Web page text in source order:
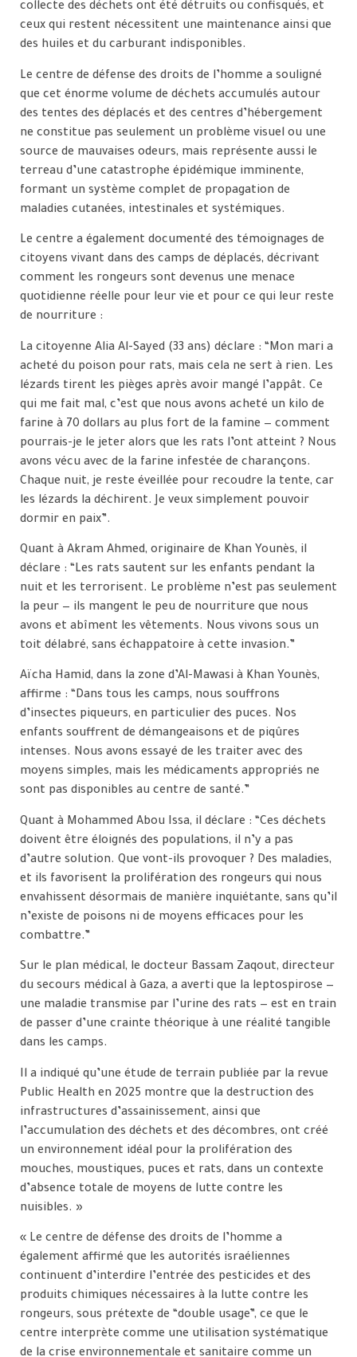
collecte des déchets ont été détruits ou confisqués, et
ceux qui restent nécessitent une maintenance ainsi que
des huiles et du carburant indisponibles.
Le centre de défense des droits de l’homme a souligné
que cet énorme volume de déchets accumulés autour
des tentes des déplacés et des centres d’hébergement
ne constitue pas seulement un problème visuel ou une
source de mauvaises odeurs, mais représente aussi le
terreau d’une catastrophe épidémique imminente,
formant un système complet de propagation de
maladies cutanées, intestinales et systémiques.
Le centre a également documenté des témoignages de
citoyens vivant dans des camps de déplacés, décrivant
comment les rongeurs sont devenus une menace
quotidienne réelle pour leur vie et pour ce qui leur reste
de nourriture :
La citoyenne Alia Al-Sayed (33 ans) déclare : “Mon mari a
acheté du poison pour rats, mais cela ne sert à rien. Les
lézards tirent les pièges après avoir mangé l’appât. Ce
qui me fait mal, c’est que nous avons acheté un kilo de
farine à 70 dollars au plus fort de la famine — comment
pourrais-je le jeter alors que les rats l’ont atteint ? Nous
avons vécu avec de la farine infestée de charançons.
Chaque nuit, je reste éveillée pour recoudre la tente, car
les lézards la déchirent. Je veux simplement pouvoir
dormir en paix”.
Quant à Akram Ahmed, originaire de Khan Younès, il
déclare : “Les rats sautent sur les enfants pendant la
nuit et les terrorisent. Le problème n’est pas seulement
la peur — ils mangent le peu de nourriture que nous
avons et abîment les vêtements. Nous vivons sous un
toit délabré, sans échappatoire à cette invasion.”
Aïcha Hamid, dans la zone d’Al-Mawasi à Khan Younès,
affirme : “Dans tous les camps, nous souffrons
d’insectes piqueurs, en particulier des puces. Nos
enfants souffrent de démangeaisons et de piqûres
intenses. Nous avons essayé de les traiter avec des
moyens simples, mais les médicaments appropriés ne
sont pas disponibles au centre de santé.”
Quant à Mohammed Abou Issa, il déclare : “Ces déchets
doivent être éloignés des populations, il n’y a pas
d’autre solution. Que vont-ils provoquer ? Des maladies,
et ils favorisent la prolifération des rongeurs qui nous
envahissent désormais de manière inquiétante, sans qu’il
n’existe de poisons ni de moyens efficaces pour les
combattre.”
Sur le plan médical, le docteur Bassam Zaqout, directeur
du secours médical à Gaza, a averti que la leptospirose —
une maladie transmise par l’urine des rats — est en train
de passer d’une crainte théorique à une réalité tangible
dans les camps.
Il a indiqué qu’une étude de terrain publiée par la revue
Public Health en 2025 montre que la destruction des
infrastructures d’assainissement, ainsi que
l’accumulation des déchets et des décombres, ont créé
un environnement idéal pour la prolifération des
mouches, moustiques, puces et rats, dans un contexte
d’absence totale de moyens de lutte contre les
nuisibles. »
« Le centre de défense des droits de l’homme a
également affirmé que les autorités israéliennes
continuent d’interdire l’entrée des pesticides et des
produits chimiques nécessaires à la lutte contre les
rongeurs, sous prétexte de “double usage”, ce que le
centre interprète comme une utilisation systématique
de la crise environnementale et sanitaire comme un